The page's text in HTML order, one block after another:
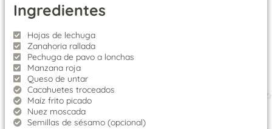
Ingredientes
Hojas de lechuga
Zanahoria rallada
Pechuga de pavo a lonchas
Manzana roja
Queso de untar
Cacahuetes troceados
Maíz frito picado
Nuez moscada
Semillas de sésamo (opcional)